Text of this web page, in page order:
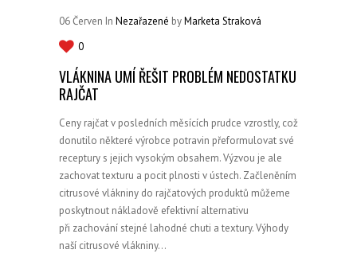
06Červen In Nezařazené byMarketa Straková
0
VLÁKNINA UMÍ ŘEŠIT PROBLÉM NEDOSTATKU
RAJČAT
Ceny rajčat v posledních měsících prudce vzrostly, což
donutilo některé výrobce potravin přeformulovat své
receptury s jejich vysokým obsahem. Výzvou je ale
zachovat texturu a pocit plnosti v ústech. Začleněním
citrusové vlákniny do rajčatových produktů můžeme
poskytnout nákladově efektivní alternativu
při zachování stejné lahodné chuti a textury. Výhody
naší citrusové vlákniny…